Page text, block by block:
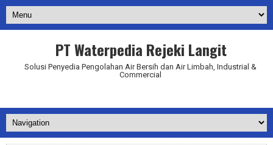
PT Waterpedia Rejeki Langit
Solusi Penyedia Pengolahan Air Bersih dan Air Limbah, Industrial &
Commercial